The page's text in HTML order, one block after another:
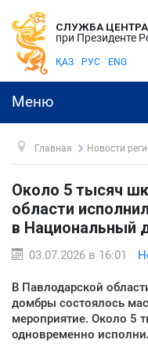
СЛУЖБА
при Президенте
ҚАЗ РУС ENG
Меню
Главная Новости
Около 5 тысяч
области
в Национальный
03.07.2026 в 16:01
В Павлодарской
домбры состоялось
мероприятие. Около 5
одновременно